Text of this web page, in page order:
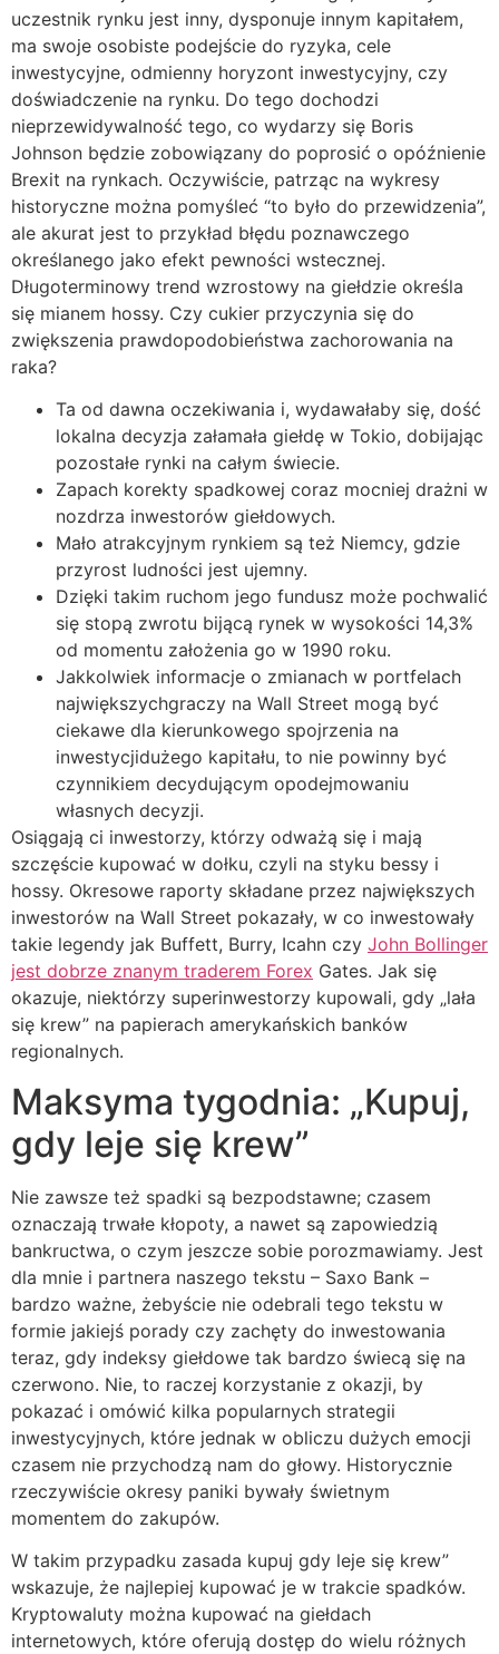
uczestnik rynku jest inny, dysponuje innym kapitałem,
ma swoje osobiste podejście do ryzyka, cele
inwestycyjne, odmienny horyzont inwestycyjny, czy
doświadczenie na rynku. Do tego dochodzi
nieprzewidywalność tego, co wydarzy się Boris
Johnson będzie zobowiązany do poprosić o opóźnienie
Brexit na rynkach. Oczywiście, patrząc na wykresy
historyczne można pomyśleć “to było do przewidzenia”,
ale akurat jest to przykład błędu poznawczego
określanego jako efekt pewności wstecznej.
Długoterminowy trend wzrostowy na giełdzie określa
się mianem hossy. Czy cukier przyczynia się do
zwiększenia prawdopodobieństwa zachorowania na
raka?
Ta od dawna oczekiwania i, wydawałaby się, dość
lokalna decyzja załamała giełdę w Tokio, dobijając
pozostałe rynki na całym świecie.
Zapach korekty spadkowej coraz mocniej drażni w
nozdrza inwestorów giełdowych.
Mało atrakcyjnym rynkiem są też Niemcy, gdzie
przyrost ludności jest ujemny.
Dzięki takim ruchom jego fundusz może pochwalić
się stopą zwrotu bijącą rynek w wysokości 14,3%
od momentu założenia go w 1990 roku.
Jakkolwiek informacje o zmianach w portfelach
największychgraczy na Wall Street mogą być
ciekawe dla kierunkowego spojrzenia na
inwestycjidużego kapitału, to nie powinny być
czynnikiem decydującym opodejmowaniu
własnych decyzji.
Osiągają ci inwestorzy, którzy odważą się i mają
szczęście kupować w dołku, czyli na styku bessy i
hossy. Okresowe raporty składane przez największych
inwestorów na Wall Street pokazały, w co inwestowały
takie legendy jak Buffett, Burry, Icahn czy John Bollinger
jest dobrze znanym traderem Forex Gates. Jak się
okazuje, niektórzy superinwestorzy kupowali, gdy „lała
się krew” na papierach amerykańskich banków
regionalnych.
Maksyma tygodnia: „Kupuj,
gdy leje się krew”
Nie zawsze też spadki są bezpodstawne; czasem
oznaczają trwałe kłopoty, a nawet są zapowiedzią
bankructwa, o czym jeszcze sobie porozmawiamy. Jest
dla mnie i partnera naszego tekstu – Saxo Bank –
bardzo ważne, żebyście nie odebrali tego tekstu w
formie jakiejś porady czy zachęty do inwestowania
teraz, gdy indeksy giełdowe tak bardzo świecą się na
czerwono. Nie, to raczej korzystanie z okazji, by
pokazać i omówić kilka popularnych strategii
inwestycyjnych, które jednak w obliczu dużych emocji
czasem nie przychodzą nam do głowy. Historycznie
rzeczywiście okresy paniki bywały świetnym
momentem do zakupów.
W takim przypadku zasada kupuj gdy leje się krew”
wskazuje, że najlepiej kupować je w trakcie spadków.
Kryptowaluty można kupować na giełdach
internetowych, które oferują dostęp do wielu różnych